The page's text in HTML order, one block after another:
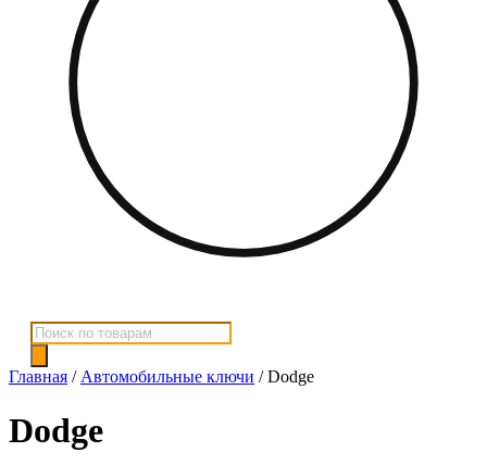
Поиск
товаров
Главная / Автомобильные ключи / Dodge
Dodge